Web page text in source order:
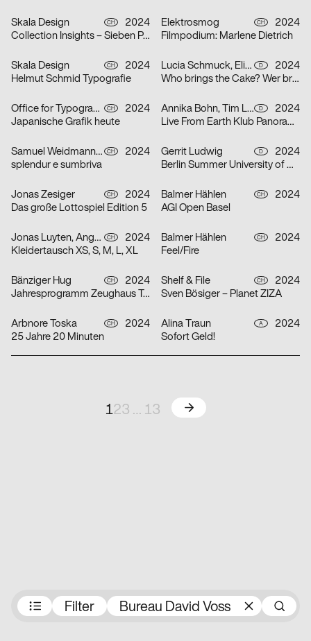
Preisträger:innen
Filter Bureau David Voss
Skala Design CH
2024
Collection Insights – Sieben Perspektiven
Elektrosmog CH
2024
Filmpodium: Marlene Dietrich
Skala Design CH
2024
Helmut Schmid Typografie
Lucia Schmuck, Elisabeth Thoma D
2024
Who brings the Cake? Wer bringt den Kuchen?
Office for Typography CH
2024
Japanische Grafik heute
Annika Bohn, Tim Lindacher, Johannes Schreiner, Nina Sticher D
2024
Live From Earth Klub Panorama Bar
Samuel Weidmann, Coralie Wipf CH
2024
splendur e sumbriva
Gerrit Ludwig D
2024
Berlin Summer University of Arts 2025
Jonas Zesiger CH
2024
Das große Lottospiel Edition 5
Balmer Hählen CH
2024
AGI Open Basel
Jonas Luyten, Angel Zahner CH
2024
Kleidertausch XS, S, M, L, XL
Balmer Hählen CH
2024
Feel/Fire
Bänziger Hug CH
2024
Jahresprogramm Zeughaus Teufen 2024
Shelf & File CH
2024
Sven Bösiger – Planet ZIZA
Arbnore Toska CH
2024
25 Jahre 20 Minuten
Alina Traun A
2024
Sofort Geld!
123 … 13